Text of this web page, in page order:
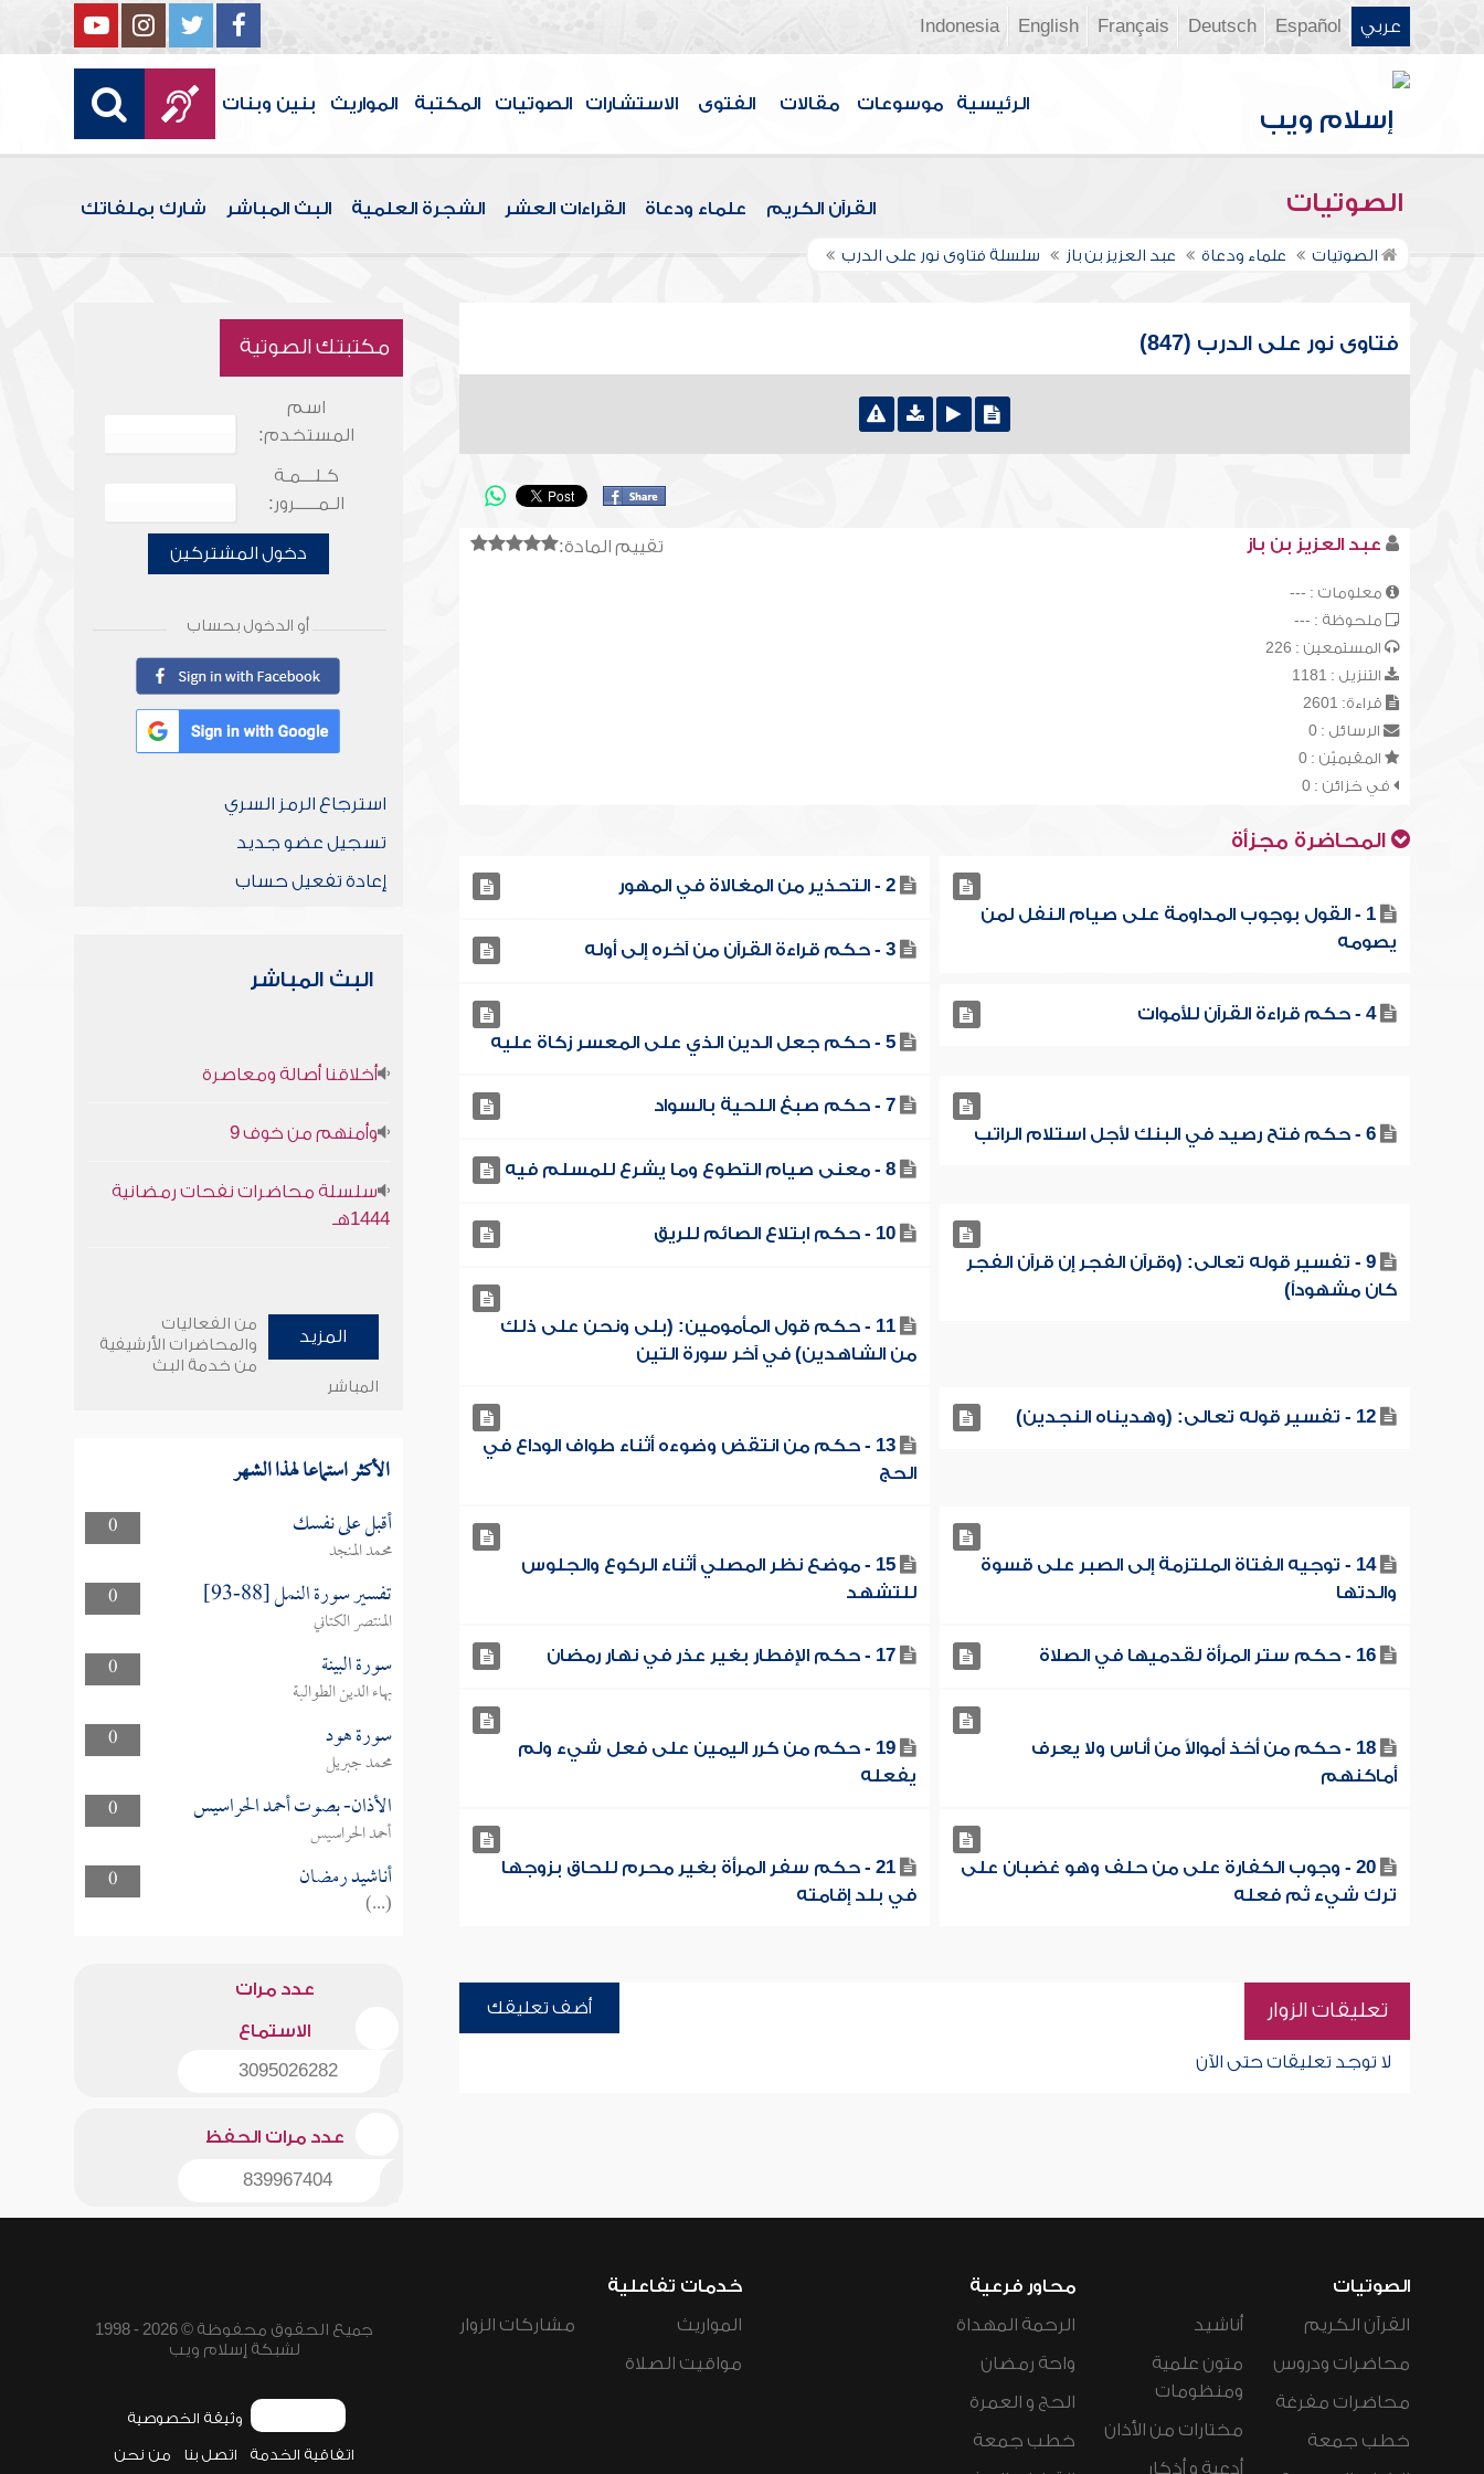
عربي Español
Deutsch
Français
English
Indonesia
الرئيسية موسوعات مقالات الفتوى الاستشارات الصوتيات المكتبة المواريث بنين وبنات
الصوتيات القرآن الكريم علماء ودعاة القراءات العشر الشجرة العلمية البث المباشر شارك بملفاتك
الصوتيات علماء ودعاة عبد العزيز بن باز سلسلة فتاوى نور على الدرب
فتاوى نور على الدرب (847)
تقييم المادة: عبد العزيز بن باز
معلومات : ---
ملحوظة : ---
المستمعين : 226
التنزيل : 1181
قراءة: 2601
الرسائل : 0
المقيميّن : 0
في خزائن : 0
المحاضرة مجزأة
1 - القول بوجوب المداومة على صيام النفل لمن
يصومه
2 - التحذير من المغالاة في المهور
3 - حكم قراءة القرآن من آخره إلى أوله
4 - حكم قراءة القرآن للأموات
5 - حكم جعل الدين الذي على المعسر زكاة عليه
6 - حكم فتح رصيد في البنك لأجل استلام الراتب
7 - حكم صبغ اللحية بالسواد
8 - معنى صيام التطوع وما يشرع للمسلم فيه
9 - تفسير قوله تعالى: (وقرآن الفجر إن قرآن الفجر
كان مشهوداً)
10 - حكم ابتلاع الصائم للريق
11 - حكم قول المأمومين: (بلى ونحن على ذلك
من الشاهدين) في آخر سورة التين
12 - تفسير قوله تعالى: (وهديناه النجدين)
13 - حكم من انتقض وضوءه أثناء طواف الوداع في
الحج
14 - توجيه الفتاة الملتزمة إلى الصبر على قسوة
والدتها
15 - موضع نظر المصلي أثناء الركوع والجلوس
للتشهد
16 - حكم ستر المرأة لقدميها في الصلاة 17 - حكم الإفطار بغير عذر في نهار رمضان
18 - حكم من أخذ أموالاً من أناس ولا يعرف
أماكنهم
19 - حكم من كرر اليمين على فعل شيء ولم
يفعله
20 - وجوب الكفارة على من حلف وهو غضبان على
ترك شيء ثم فعله
21 - حكم سفر المرأة بغير محرم للحاق بزوجها
في بلد إقامته
تعليقات الزوار أضف تعليقك
لا توجد تعليقات حتى الآن
مكتبتك الصوتية
اسم
المستخدم:
كـلـــمـة
الـمـــــرور:
دخول المشتركين
أو الدخول بحساب
استرجاع الرمز السري
تسجيل عضو جديد
إعادة تفعيل حساب
البث المباشر
أخلاقنا أصالة ومعاصرة
وأمنهم من خوف 9
سلسلة محاضرات نفحات رمضانية
1444هـ
المزيد
من الفعاليات
والمحاضرات الأرشيفية
من خدمة البث
المباشر
الأكثر استماعا لهذا الشهر
0 أقبل على نفسك
محمد المنجد
0
تفسير سورة النمل [88-93]
المنتصر الكتاني
0
سورة البينة
بهاء الدين الطوالبة
0
سورة هود
محمد جبريل
0
الأذان- بصوت أحمد الحراسيس
أحمد الحراسيس
0
أناشيد رمضان
(...)
عدد مرات
الاستماع
3095026282
عدد مرات الحفظ
839967404
الصوتيات
القرآن الكريم
محاضرات ودروس
محاضرات مفرغة
خطب جمعة
أناشيد
متون علمية
ومنظومات
مختارات من الأذان
أدعية و أذكار
محاور فرعية
الرحمة المهداة
واحة رمضان
الحج و العمرة
خطب جمعة
خدمات تفاعلية
المواريث
مواقيت الصلاة
مشاركات الزوار
جميع الحقوق محفوظة © 2026 - 1998
لشبكة إسلام ويب
وثيقة الخصوصية
اتفاقية الخدمة اتصل بنا من نحن